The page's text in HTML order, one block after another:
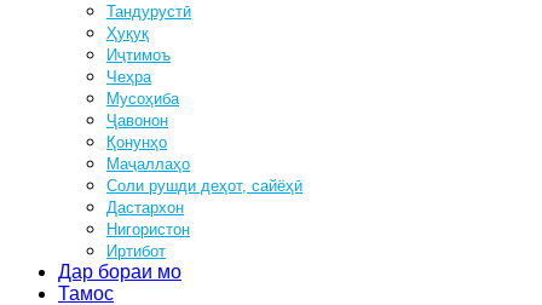
Тандурустӣ
Ҳуқуқ
Иҷтимоъ
Чеҳра
Мусоҳиба
Ҷавонон
Қонунҳо
Маҷаллаҳо
Соли рушди деҳот, сайёҳӣ
Дастархон
Нигористон
Иртибот
Дар бораи мо
Тамос